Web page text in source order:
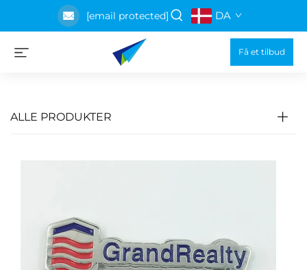
[email protected] DA
Få et tilbud
ALLE PRODUKTER